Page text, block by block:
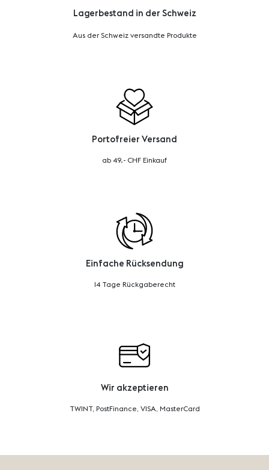
Lagerbestand in der Schweiz
Aus der Schweiz versandte Produkte
Portofreier Versand
ab 49.- CHF Einkauf
Einfache Rücksendung
14 Tage Rückgaberecht
Wir akzeptieren
TWINT, PostFinance, VISA, MasterCard